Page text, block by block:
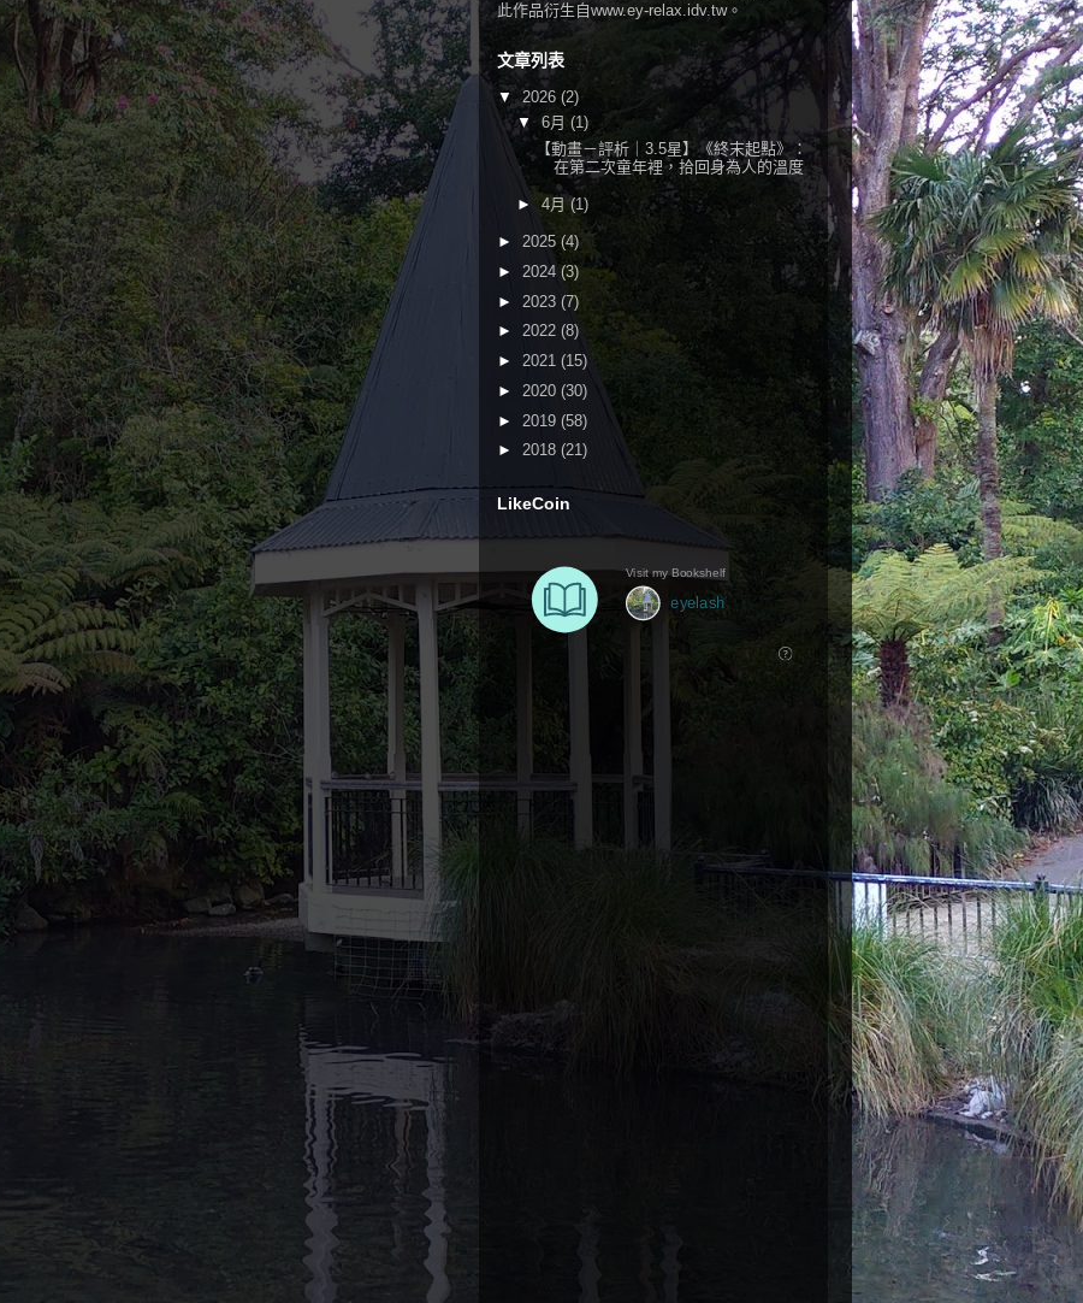
此作品衍生自www.ey-relax.idv.tw。
文章列表
▼ 2026 (2)
▼ 6月 (1)
【動畫－評析｜3.5星】《終末起點》：
在第二次童年裡，拾回身為人的溫度
► 4月(1)
► 2025 (4)
► 2024 (3)
► 2023 (7)
► 2022 (8)
► 2021 (15)
► 2020 (30)
► 2019 (58)
► 2018 (21)
LikeCoin